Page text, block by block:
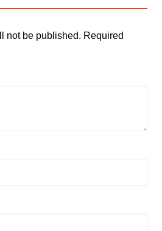
not be published. Required